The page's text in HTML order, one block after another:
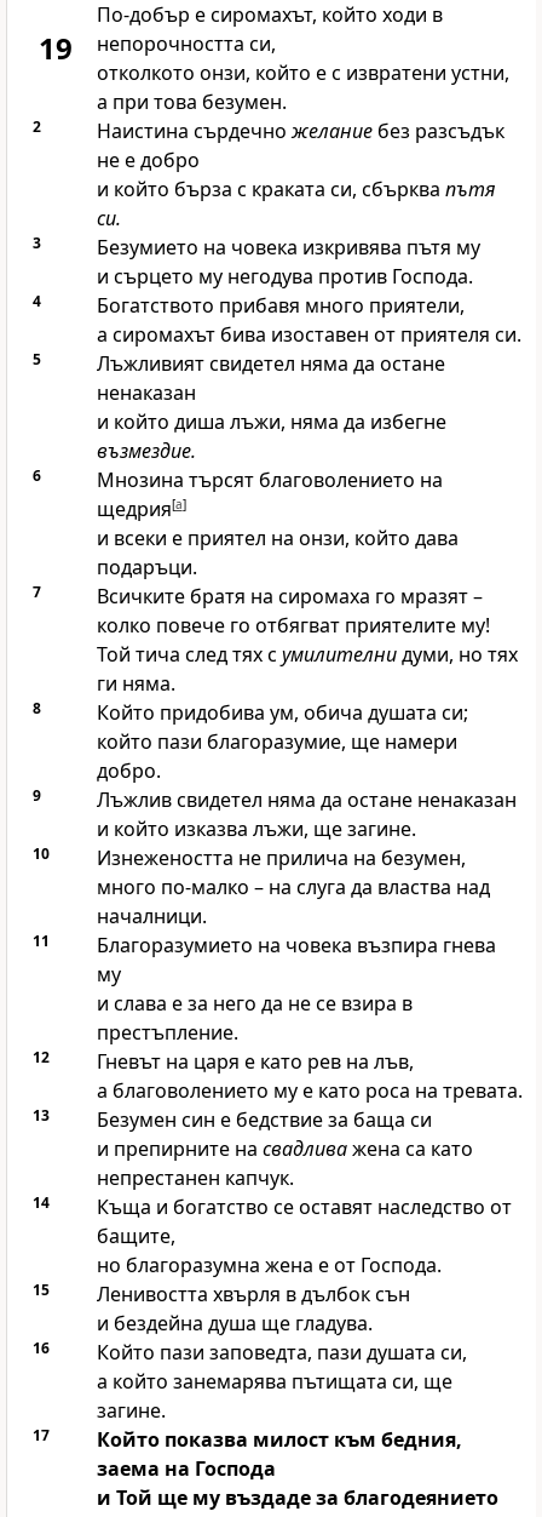
19
По-добър е сиромахът, който ходи в
непорочността си,
отколкото онзи, който е с извратени устни,
а при това безумен.
2 Наистина сърдечножеланиебез разсъдък
не е добро
и който бърза с краката си, сбърква пътя
си.
3
Безумието на човека изкривява пътя му
и сърцето му негодува против Господа.
4
Богатството прибавя много приятели,
а сиромахът бива изоставен от приятеля си.
5
Лъжливият свидетел няма да остане
ненаказан
и който диша лъжи, няма да избегне
възмездие.
6
Мнозина търсят благоволението на
щедрия[a]
и всеки е приятел на онзи, който дава
подаръци.
7
Всичките братя на сиромаха го мразят –
колко повече го отбягват приятелите му!
Той тича след тях с умилителнидуми, но тях
ги няма.
8
Който придобива ум, обича душата си;
който пази благоразумие, ще намери
добро.
9
Лъжлив свидетел няма да остане ненаказан
и който изказва лъжи, ще загине.
10
Изнежеността не прилича на безумен,
много по-малко – на слуга да властва над
началници.
11
Благоразумието на човека възпира гнева
му
и слава е за него да не се взира в
престъпление.
12
Гневът на царя е като рев на лъв,
а благоволението му е като роса на тревата.
13
Безумен син е бедствие за баща си
и препирните на свадливажена са като
непрестанен капчук.
14
Къща и богатство се оставят наследство от
бащите,
но благоразумна жена е от Господа.
15
Ленивостта хвърля в дълбок сън
и бездейна душа ще гладува.
16
Който пази заповедта, пази душата си,
а който занемарява пътищата си, ще
загине.
17
Който показва милост към бедния,
заема на Господа
и Той ще му въздаде за благодеянието